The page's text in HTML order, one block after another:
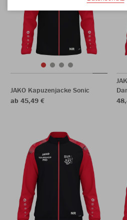
JAKO Kapuzenjacke Sonic
ab 45,49 €